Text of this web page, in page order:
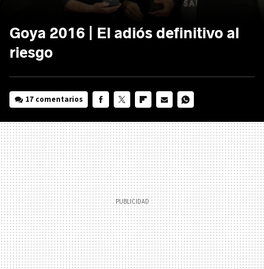
Goya 2016 | El adiós definitivo al
riesgo
17 comentarios
MAIL